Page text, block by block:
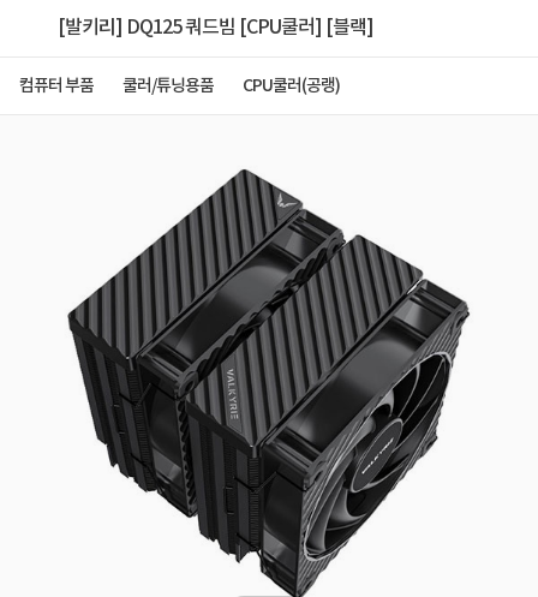
[발키리] DQ125 쿼드빔 [CPU쿨러] [블랙]
컴퓨터 부품 쿨러/튜닝용품 CPU쿨러(공랭)